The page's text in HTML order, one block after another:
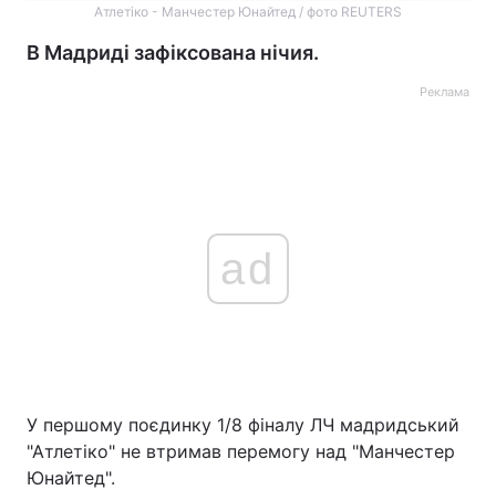
Головна
Атлетіко - Манчестер Юнайтед / фото REUTERS
В Мадриді зафіксована нічия.
Реклама
ad
У першому поєдинку 1/8 фіналу ЛЧ мадридський
"Атлетіко" не втримав перемогу над "Манчестер
Юнайтед".